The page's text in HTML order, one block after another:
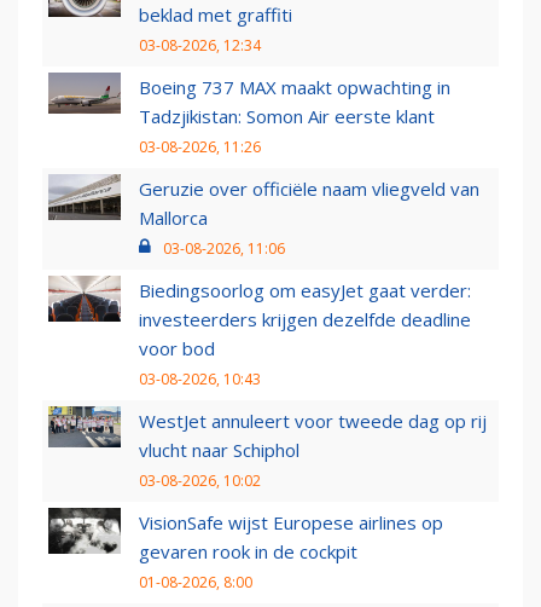
beklad met graffiti
03-08-2026, 12:34
Boeing 737 MAX maakt opwachting in
Tadzjikistan: Somon Air eerste klant
03-08-2026, 11:26
Geruzie over officiële naam vliegveld van
Mallorca
03-08-2026, 11:06
Biedingsoorlog om easyJet gaat verder:
investeerders krijgen dezelfde deadline
voor bod
03-08-2026, 10:43
WestJet annuleert voor tweede dag op rij
vlucht naar Schiphol
03-08-2026, 10:02
VisionSafe wijst Europese airlines op
gevaren rook in de cockpit
01-08-2026, 8:00